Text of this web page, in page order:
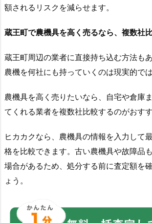
額されるリスクを減らせます。
蔵王町で農機具を高く売るなら、複数社
蔵王町周辺の業者に直接持ち込む方法も
農機を何社にも持っていくのは現実的では
農機具を高く売りたいなら、自宅や倉庫
てくれる業者を複数社比較するのがおすす
ヒカカクなら、農機具の情報を入力して
格を比較できます。古い農機具や故障品
場合があるため、処分する前に査定額を
ょう。